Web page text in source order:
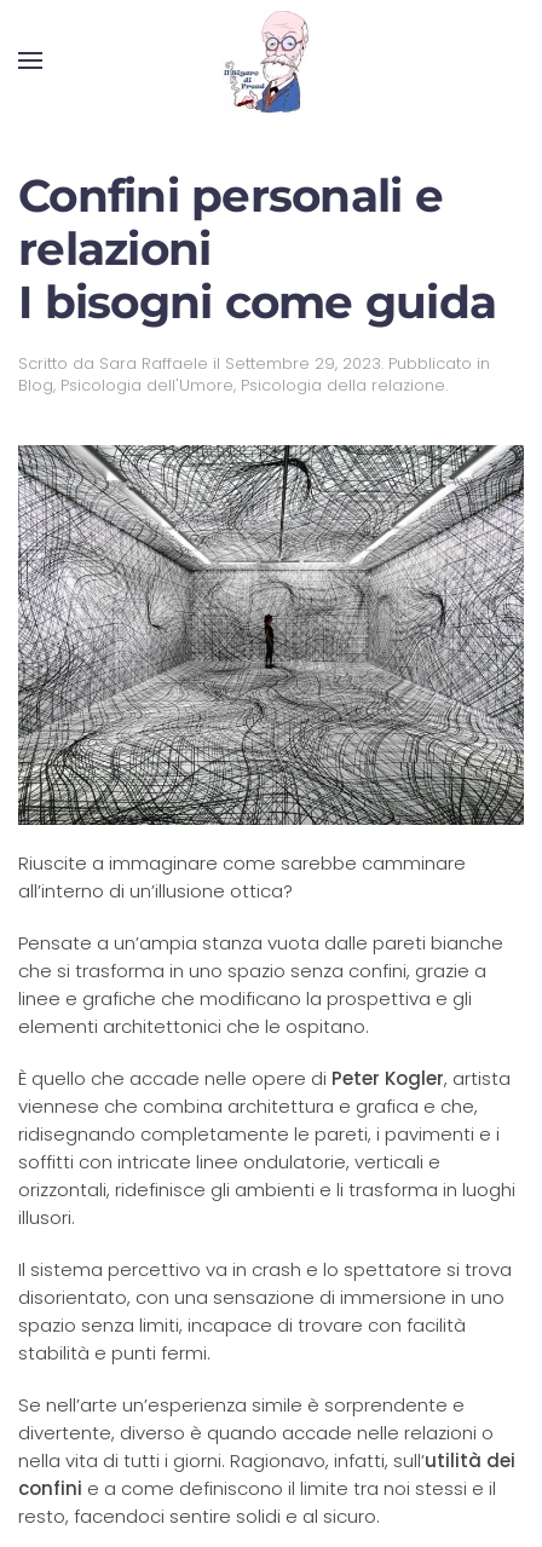
Confini personali e
relazioni
I bisogni come guida
Scritto da Sara Raffaele il Settembre 29, 2023. Pubblicato in
Blog, Psicologia dell'Umore, Psicologia della relazione.
Riuscite a immaginare come sarebbe camminare
all’interno di un’illusione ottica?
Pensate a un’ampia stanza vuota dalle pareti bianche
che si trasforma in uno spazio senza confini, grazie a
linee e grafiche che modificano la prospettiva e gli
elementi architettonici che le ospitano.
È quello che accade nelle opere di Peter Kogler, artista
viennese che combina architettura e grafica e che,
ridisegnando completamente le pareti, i pavimenti e i
soffitti con intricate linee ondulatorie, verticali e
orizzontali, ridefinisce gli ambienti e li trasforma in luoghi
illusori.
Il sistema percettivo va in crash e lo spettatore si trova
disorientato, con una sensazione di immersione in uno
spazio senza limiti, incapace di trovare con facilità
stabilità e punti fermi.
Se nell’arte un’esperienza simile è sorprendente e
divertente, diverso è quando accade nelle relazioni o
nella vita di tutti i giorni. Ragionavo, infatti, sull’utilità dei
confini e a come definiscono il limite tra noi stessi e il
resto, facendoci sentire solidi e al sicuro.